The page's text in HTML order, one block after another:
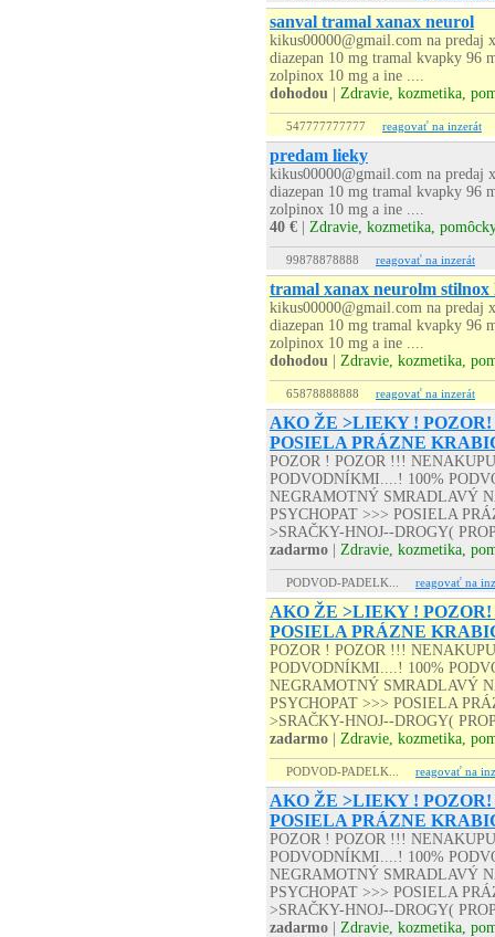
sanval tramal xanax neurol
kikus00000@gmail.com na predaj
diazepan 10 mg tramal kvapky
zolpinox 10 mg a ine ....
dohodou
Zdravie, kozmetika,
547777777777 reagovať na inzerát
predam lieky
kikus00000@gmail.com na predaj
diazepan 10 mg tramal kvapky
zolpinox 10 mg a ine ....
40 €
Zdravie, kozmetika,
99878878888 reagovať na inzerát
tramal xanax neurolm stilnox
kikus00000@gmail.com na predaj
diazepan 10 mg tramal kvapky
zolpinox 10 mg a ine ....
dohodou
Zdravie, kozmetika,
65878888888 reagovať na inzerát
AKO ŽE >LIEKY !
POSIELA PRÁZNE
POZOR ! POZOR !!!
PODVODNÍKMI....! 100%
NEGRAMOTNÝ SMRADLAVÝ
PSYCHOPAT >>> POSIELA
>SRAČKY-HNOJ--DROGY(
zadarmo
Zdravie, kozmetika,
PODVOD-PADELK... reagovať na
AKO ŽE >LIEKY !
POSIELA PRÁZNE
POZOR ! POZOR !!!
PODVODNÍKMI....! 100%
NEGRAMOTNÝ SMRADLAVÝ
PSYCHOPAT >>> POSIELA
>SRAČKY-HNOJ--DROGY(
zadarmo
Zdravie, kozmetika,
PODVOD-PADELK... reagovať na
AKO ŽE >LIEKY !
POSIELA PRÁZNE
POZOR ! POZOR !!!
PODVODNÍKMI....! 100%
NEGRAMOTNÝ SMRADLAVÝ
PSYCHOPAT >>> POSIELA
>SRAČKY-HNOJ--DROGY(
zadarmo
Zdravie, kozmetika,